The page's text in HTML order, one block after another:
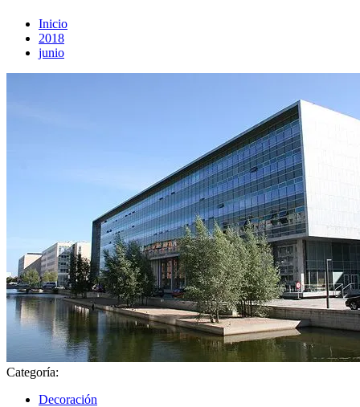
Inicio
2018
junio
Categoría:
Decoración